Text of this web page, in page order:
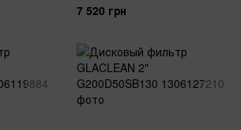
7 520 грн